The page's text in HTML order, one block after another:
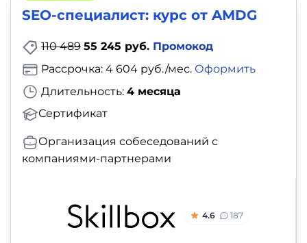
SEO-специалист: курс от AMDG
110 489 55 245 руб. Промокод
Длительность: 4 месяца
Сертификат
Рассрочка: 4 604 руб./мес. Оформить
Организация собеседований с
компаниями-партнерами
4.6 187